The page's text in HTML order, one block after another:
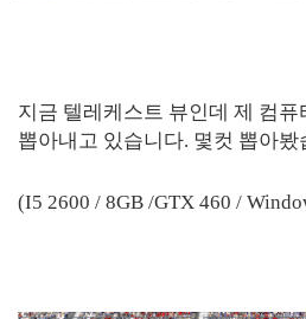
지금 텔레케스트 뷰인데 제 컴
뽑아내고 있습니다. 몇컷 뽑아봤
(I5 2600 / 8GB /GTX 460 /